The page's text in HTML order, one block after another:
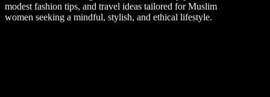
modest fashion tips, and travel ideas tailored for Muslim
women seeking a mindful, stylish, and ethical lifestyle.